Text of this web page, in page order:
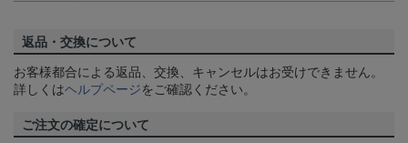
返品・交換について
お客様都合による返品、交換、キャンセルはお受けできません。
詳しくはヘルプページをご確認ください。
ご注文の確定について